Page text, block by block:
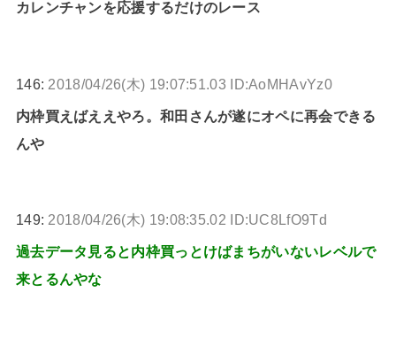
カレンチャンを応援するだけのレース
146: 2018/04/26(木) 19:07:51.03 ID:AoMHAvYz0
内枠買えばええやろ。和田さんが遂にオペに再会できる
んや
149: 2018/04/26(木) 19:08:35.02 ID:UC8LfO9Td
過去データ見ると内枠買っとけばまちがいないレベルで
来とるんやな